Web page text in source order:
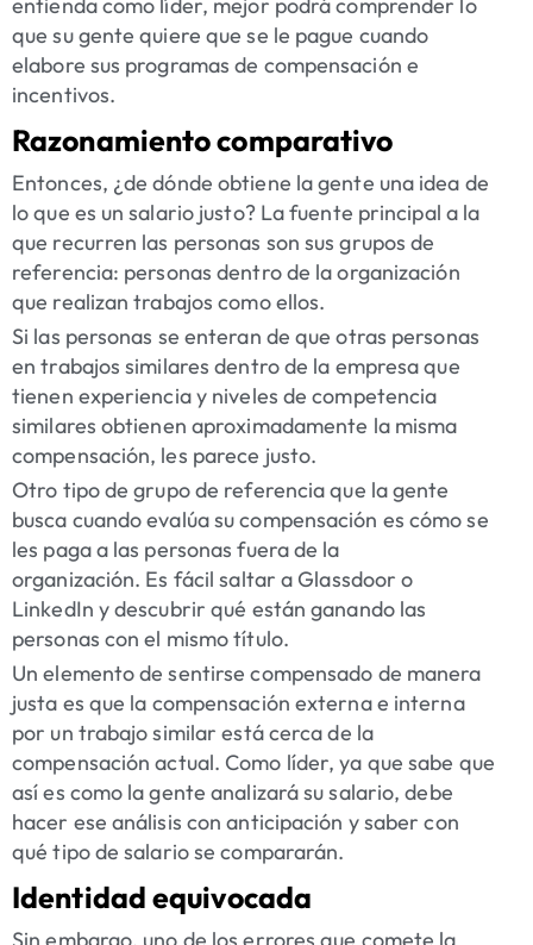
entienda como líder, mejor podrá comprender lo
que su gente quiere que se le pague cuando
elabore sus programas de compensación e
incentivos.
Razonamiento comparativo
Entonces, ¿de dónde obtiene la gente una idea de
lo que es un salario justo? La fuente principal a la
que recurren las personas son sus grupos de
referencia: personas dentro de la organización
que realizan trabajos como ellos.
Si las personas se enteran de que otras personas
en trabajos similares dentro de la empresa que
tienen experiencia y niveles de competencia
similares obtienen aproximadamente la misma
compensación, les parece justo.
Otro tipo de grupo de referencia que la gente
busca cuando evalúa su compensación es cómo se
les paga a las personas fuera de la
organización. Es fácil saltar a Glassdoor o
LinkedIn y descubrir qué están ganando las
personas con el mismo título.
Un elemento de sentirse compensado de manera
justa es que la compensación externa e interna
por un trabajo similar está cerca de la
compensación actual. Como líder, ya que sabe que
así es como la gente analizará su salario, debe
hacer ese análisis con anticipación y saber con
qué tipo de salario se compararán.
Identidad equivocada